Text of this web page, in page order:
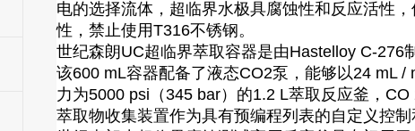
电的选择流体，超临界水极具腐蚀性和反应活性
性，禁止使用T316不锈钢。
世纪森朗UC超临界萃取容器是由Hastelloy C-276
该600 mL容器配备了液态CO2泵，能够以24 mL
力为5000 psi（345 bar）的1.2 L萃取反应釜，
萃取物收集装置作为具有预编程列表的自定义控制